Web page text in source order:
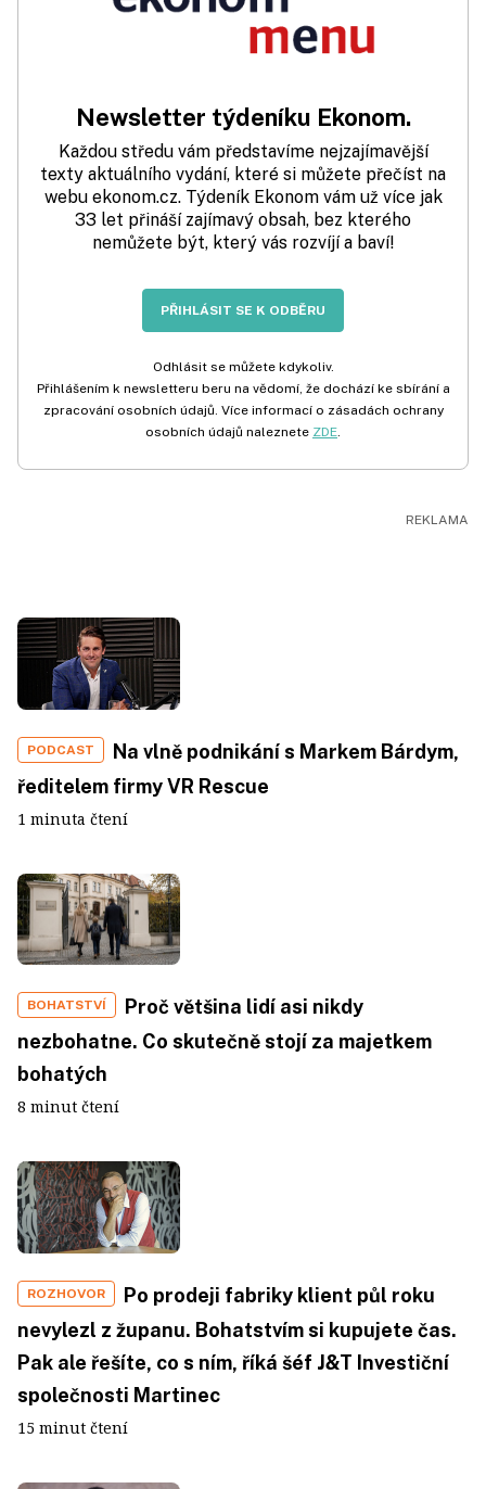
Newsletter týdeníku Ekonom.
Každou středu vám představíme nejzajímavější
texty aktuálního vydání, které si můžete přečíst na
webu ekonom.cz. Týdeník Ekonom vám už více jak
33 let přináší zajímavý obsah, bez kterého
nemůžete být, který vás rozvíjí a baví!
PŘIHLÁSIT SE K ODBĚRU
Odhlásit se můžete kdykoliv.
Přihlášením k newsletteru beru na vědomí, že dochází ke sbírání a
zpracování osobních údajů. Více informací o zásadách ochrany
osobních údajů naleznete ZDE.
PODCAST
Na vlně podnikání s Markem Bárdym,
ředitelem firmy VR Rescue
1 minuta čtení
BOHATSTVÍ
Proč většina lidí asi nikdy
nezbohatne. Co skutečně stojí za majetkem
bohatých
8 minut čtení
ROZHOVOR
Po prodeji fabriky klient půl roku
nevylezl z županu. Bohatstvím si kupujete čas.
Pak ale řešíte, co s ním, říká šéf J&T Investiční
společnosti Martinec
15 minut čtení